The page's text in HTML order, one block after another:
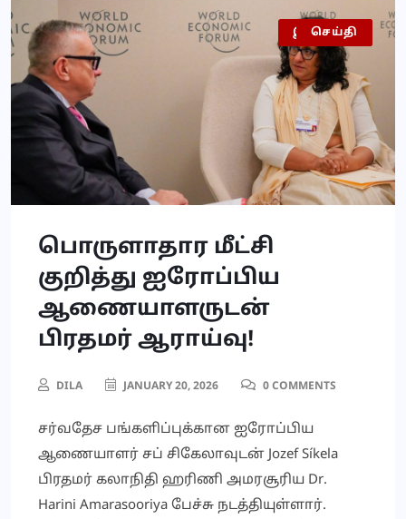
இலங்கை
செய்தி
பொருளாதார மீட்சி
குறித்து ஐரோப்பிய
ஆணையாளருடன்
பிரதமர் ஆராய்வு!
DILA JANUARY 20, 2026 0 COMMENTS
சர்வதேச பங்களிப்புக்கான ஐரோப்பிய
ஆணையாளர் சப் சிகேலாவுடன் Jozef Síkela
பிரதமர் கலாநிதி ஹரிணி அமரசூரிய Dr.
Harini Amarasooriya பேச்சு நடத்தியுள்ளார்.